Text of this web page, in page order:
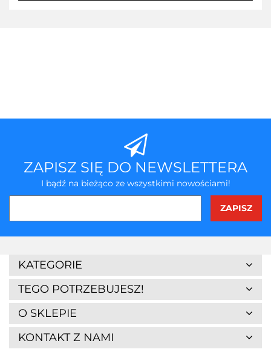
7Days
ZAPISZ SIĘ DO NEWSLETTERA
I bądź na bieżąco ze wszystkimi nowościami!
KATEGORIE
TEGO POTRZEBUJESZ!
O SKLEPIE
KONTAKT Z NAMI